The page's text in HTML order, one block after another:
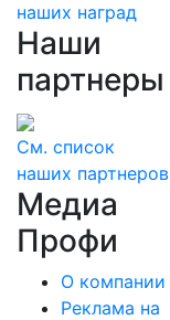
наших наград
Наши
партнеры
См. список
наших партнеров
Медиа
Профи
О компании
Реклама на